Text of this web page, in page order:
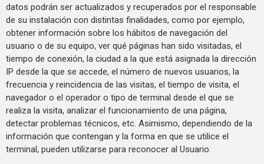
datos podrán ser actualizados y recuperados por el responsable
de su instalación con distintas finalidades, como por ejemplo,
obtener información sobre los hábitos de navegación del
usuario o de su equipo, ver qué páginas han sido visitadas, el
tiempo de conexión, la ciudad a la que está asignada la dirección
IP desde la que se accede, el número de nuevos usuarios, la
frecuencia y reincidencia de las visitas, el tiempo de visita, el
navegador o el operador o tipo de terminal desde el que se
realiza la visita, analizar el funcionamiento de una página,
detectar problemas técnicos, etc. Asimismo, dependiendo de la
información que contengan y la forma en que se utilice el
terminal, pueden utilizarse para reconocer al Usuario.